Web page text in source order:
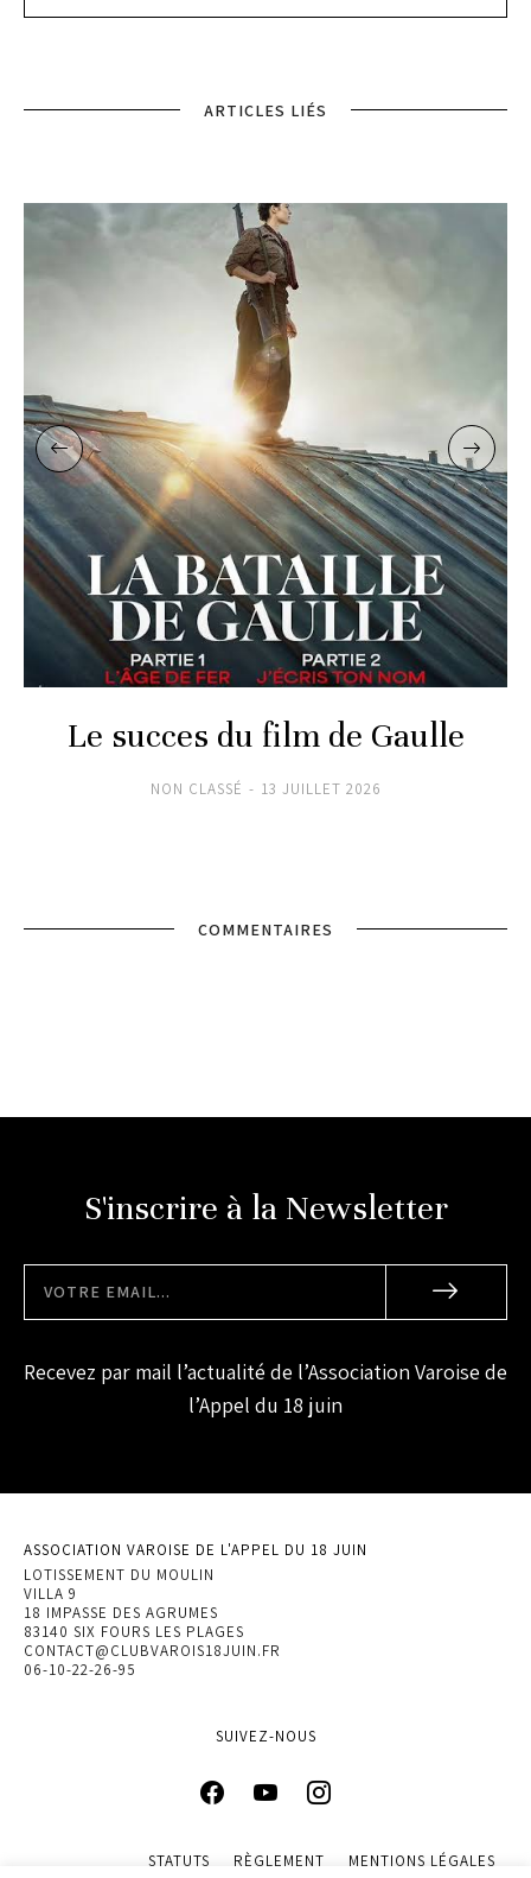
ARTICLES LIÉS
Le succes du film de Gaulle
NON CLASSÉ 13 JUILLET 2026
COMMENTAIRES
S'inscrire à la Newsletter
Recevez par mail l’actualité de l’Association Varoise de
l’Appel du 18 juin
ASSOCIATION VAROISE DE L'APPEL DU 18 JUIN
LOTISSEMENT DU MOULIN
VILLA 9
18 IMPASSE DES AGRUMES
83140 SIX FOURS LES PLAGES
CONTACT@CLUBVAROIS18JUIN.FR
06-10-22-26-95
SUIVEZ-NOUS
STATUTS RÈGLEMENT
MENTIONS LÉGALES